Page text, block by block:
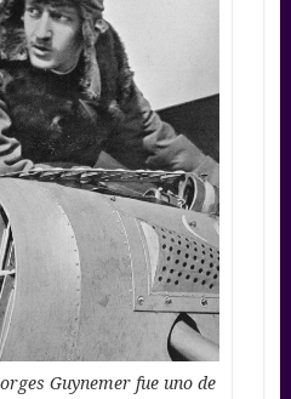
Guynemer fue uno de